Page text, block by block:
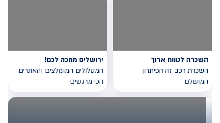
השכרה לטווח ארוך
השכרת רכב זה הפיתרון
המושלם
ירושלים מחכה לכם!
המסלולים המומלצים והאתרים
הכי מרגשים